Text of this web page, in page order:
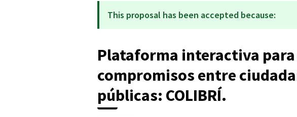
This proposal has been accepted because:
Plataforma interactiva
compromisos entre
públicas: COLIBRÍ.